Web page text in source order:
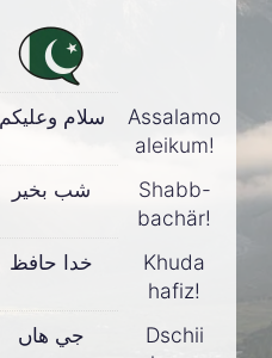
سلام وعليکم
Assalamo
aleikum!
شب بخير
Shabb-
bachär!
خدا حافظ
Khuda
hafiz!
جي ھاں
Dschii